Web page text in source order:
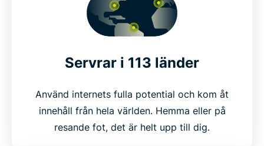
Servrar i 113 länder
Använd internets fulla potential och kom åt
innehåll från hela världen. Hemma eller på
resande fot, det är helt upp till dig.